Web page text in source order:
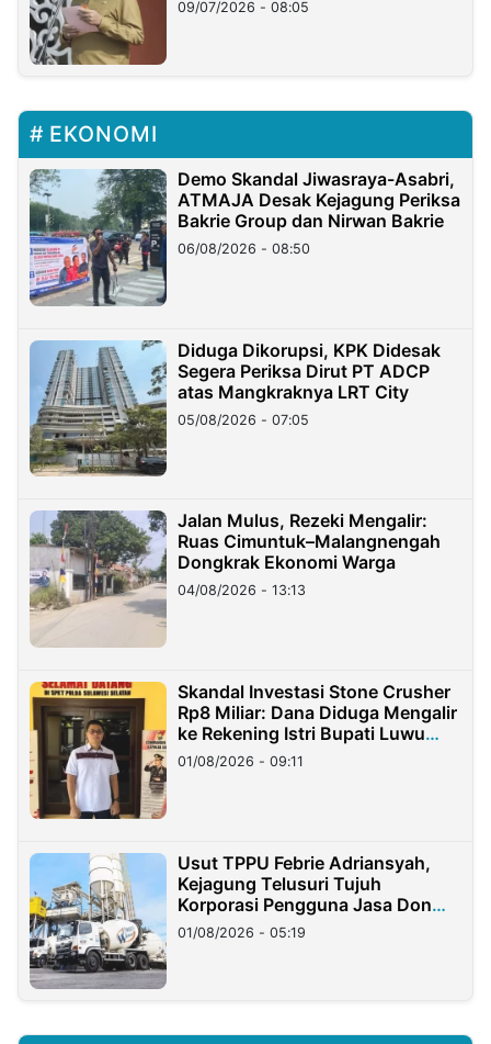
09/07/2026 - 08:05
EKONOMI
Demo Skandal Jiwasraya-Asabri,
ATMAJA Desak Kejagung Periksa
Bakrie Group dan Nirwan Bakrie
06/08/2026 - 08:50
Diduga Dikorupsi, KPK Didesak
Segera Periksa Dirut PT ADCP
atas Mangkraknya LRT City
05/08/2026 - 07:05
Jalan Mulus, Rezeki Mengalir:
Ruas Cimuntuk–Malangnengah
Dongkrak Ekonomi Warga
04/08/2026 - 13:13
Skandal Investasi Stone Crusher
Rp8 Miliar: Dana Diduga Mengalir
ke Rekening Istri Bupati Luwu
Timur
01/08/2026 - 09:11
Usut TPPU Febrie Adriansyah,
Kejagung Telusuri Tujuh
Korporasi Pengguna Jasa Don
Ritto
01/08/2026 - 05:19